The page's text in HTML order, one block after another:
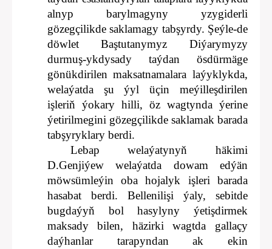
alnyp barylmagyny yzygiderli
gözegçilikde saklamagy tabşyrdy. Şeýle-de
döwlet Baştutanymyz Diýarymyzy
durmuş-ykdysady taýdan ösdürmäge
gönükdirilen maksatnamalara laýyklykda,
welaýatda şu ýyl üçin meýilleşdirilen
işleriň ýokary hilli, öz wagtynda ýerine
ýetirilmegini gözegçilikde saklamak barada
tabşyryklary berdi.
Lebap welaýatynyň häkimi
D.Genjiýew welaýatda dowam edýän
möwsümleýin oba hojalyk işleri barada
hasabat berdi. Bellenilişi ýaly, sebitde
bugdaýyň bol hasylyny ýetişdirmek
maksady bilen, häzirki wagtda gallaçy
daýhanlar tarapyndan ak ekin